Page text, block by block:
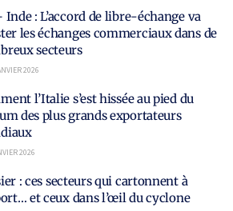
Inde : L’accord de libre-échange va
les échanges commerciaux dans de
secteurs
2026
l’Italie s’est hissée au pied du
des plus grands exportateurs
2026
: ces secteurs qui cartonnent à
et ceux dans l’œil du cyclone